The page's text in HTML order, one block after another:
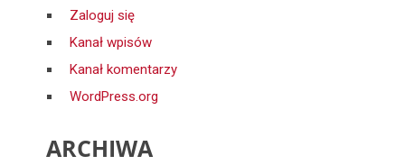
Zaloguj się
Kanał wpisów
Kanał komentarzy
WordPress.org
ARCHIWA